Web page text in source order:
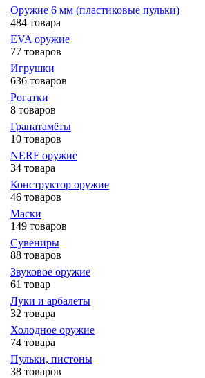
Оружие 6 мм (пластиковые пульки)
484 товара
EVA оружие
77 товаров
Игрушки
636 товаров
Рогатки
8 товаров
Гранатамёты
10 товаров
NERF оружие
34 товара
Конструктор оружие
46 товаров
Маски
149 товаров
Сувениры
88 товаров
Звуковое оружие
61 товар
Луки и арбалеты
32 товара
Холодное оружие
74 товара
Пульки, пистоны
38 товаров